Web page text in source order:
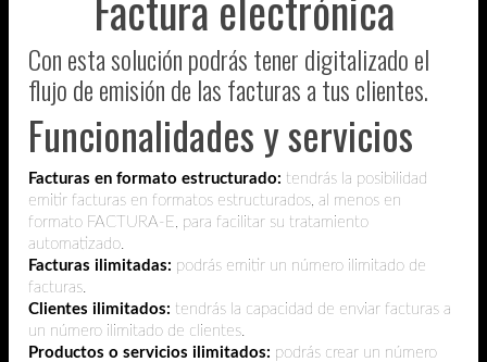
Con esta solución podrás tener digitalizado el
flujo de emisión de las facturas a tus clientes.
Funcionalidades y servicios
Facturas en formato estructurado: tendrás la posibilidad
emitir facturas en formatos estructurados, al menos en
formato FACTURA-E, para facilitar su tratamiento
automatizado.
Facturas ilimitadas: podrás emitir un número ilimitado de
facturas.
Clientes ilimitados: tendrás la capacidad de enviar facturas a
un número ilimitado de clientes.
Productos o servicios ilimitados: podrás crear un número